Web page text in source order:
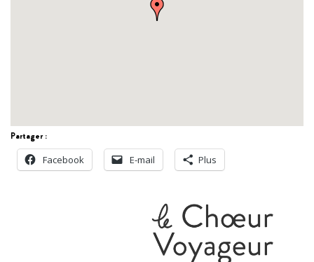
Partager :
Facebook
E-mail Plus